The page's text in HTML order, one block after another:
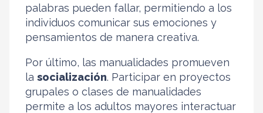
palabras pueden fallar, permitiendo a los
individuos comunicar sus emociones y
pensamientos de manera creativa.
Por último, las manualidades promueven
la socialización. Participar en proyectos
grupales o clases de manualidades
permite a los adultos mayores interactuar